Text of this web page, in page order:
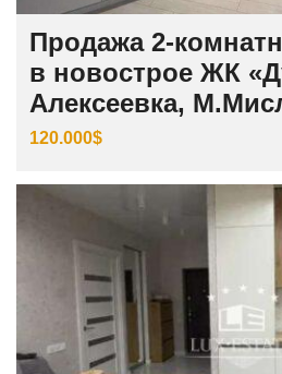
Продажа 2-
в новострое ЖК
Алексеевка,
120.000$